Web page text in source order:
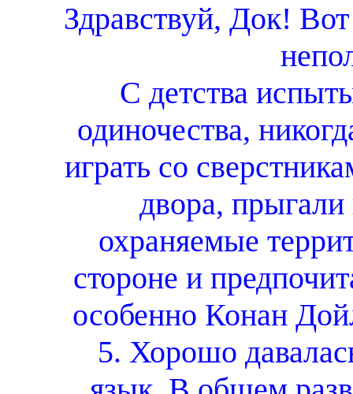
Здравствуй, Док!
С детства
одиночества,
играть со
двора,
охраняемые
стороне и
особенно Конан
5. Хорошо